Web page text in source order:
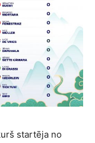
startēja no